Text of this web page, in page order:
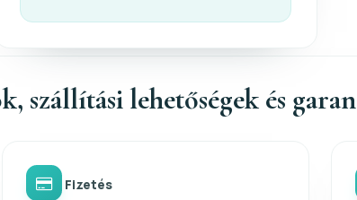
szállítási lehetőségek és
Fizetés